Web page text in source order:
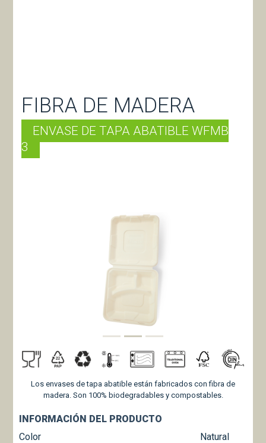
FIBRA DE MADERA
ENVASE DE TAPA ABATIBLE WFMB
3
Los envases de tapa abatible están fabricados con fibra de
madera. Son 100% biodegradables y compostables.
INFORMACIÓN DEL PRODUCTO
Color
Natural